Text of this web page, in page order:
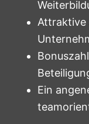
Attraktive
Ein